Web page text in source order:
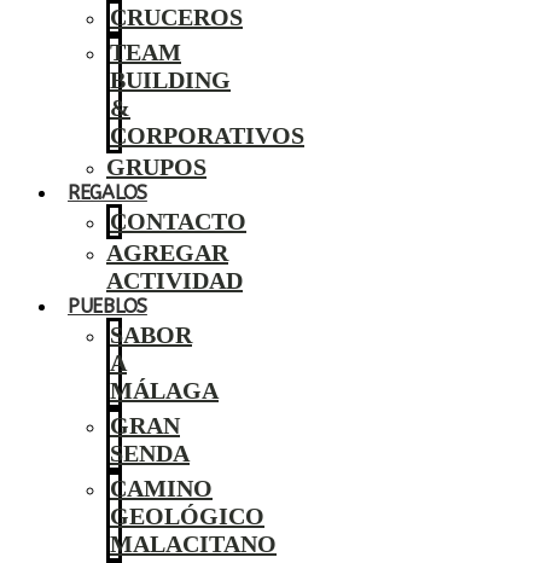
CRUCEROS
TEAM
BUILDING
&
CORPORATIVOS
GRUPOS
REGALOS
CONTACTO
AGREGAR
ACTIVIDAD
PUEBLOS
SABOR
A
MÁLAGA
GRAN
SENDA
CAMINO
GEOLÓGICO
MALACITANO